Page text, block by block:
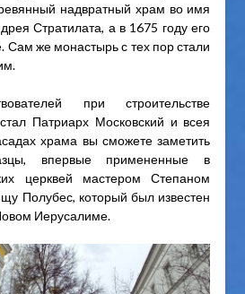
надвратный храм во имя
Стратилата, а в 1675 году его
Сам же монастырь с тех пор стали
при строительстве
Патриарх Московский и всея
храма вы сможете заметить
впервые примененные в
церквей мастером Степаном
Полубес, который был известен
Иерусалиме.